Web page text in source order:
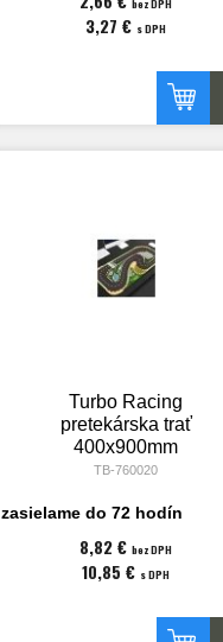
bez DPH
3,27 € s DPH
Turbo Racing
pretekárska trať
400x900mm
TB-760020
zasielame do 72 hodín
8,82 €bez DPH
10,85 € s DPH